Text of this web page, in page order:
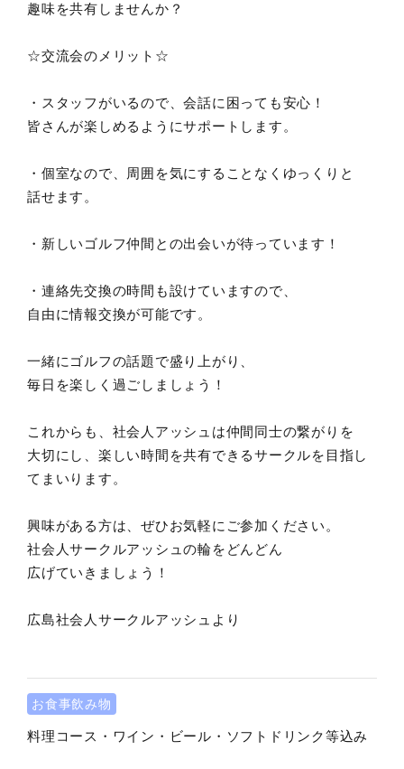
趣味を共有しませんか？
☆交流会のメリット☆
・スタッフがいるので、会話に困っても安心！
皆さんが楽しめるようにサポートします。
・個室なので、周囲を気にすることなくゆっくりと
話せます。
・新しいゴルフ仲間との出会いが待っています！
・連絡先交換の時間も設けていますので、
自由に情報交換が可能です。
一緒にゴルフの話題で盛り上がり、
毎日を楽しく過ごしましょう！
これからも、社会人アッシュは仲間同士の繋がりを
大切にし、楽しい時間を共有できるサークルを目指し
てまいります。
興味がある方は、ぜひお気軽にご参加ください。
社会人サークルアッシュの輪をどんどん
広げていきましょう！
広島社会人サークルアッシュより
お食事飲み物
料理コース・ワイン・ビール・ソフトドリンク等込み